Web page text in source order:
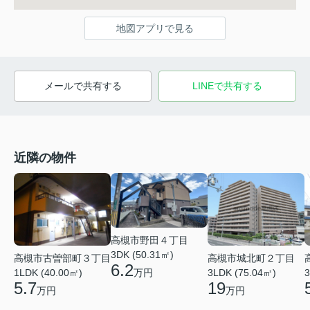
地図アプリで見る
メールで共有する LINEで共有する
近隣の物件
高槻市古曽部町３丁目
1LDK (40.00㎡)
5.7万円
高槻市野田４丁目
3DK (50.31㎡)
6.2万円
高槻市城北町２丁目
3LDK (75.04㎡)
19万円